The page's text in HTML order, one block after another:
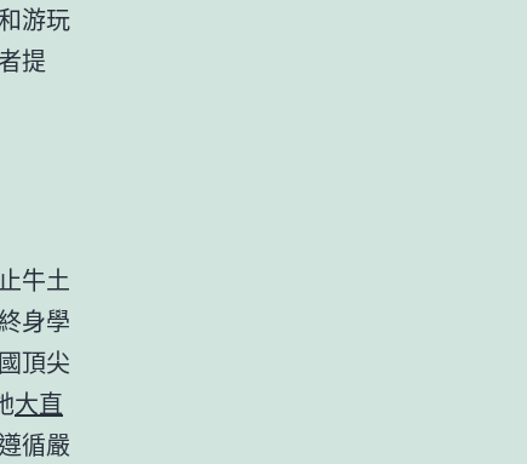
游玩
提
牛土
終身學
頂尖
大直
循嚴